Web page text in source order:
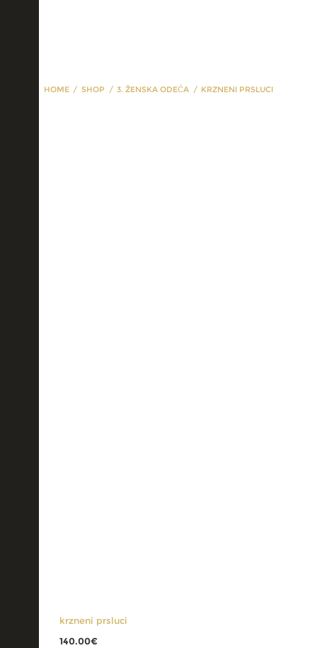
HOME SHOP 3. ŽENSKA ODEĆA KRZNENI PRSLUCI
krzneni prsluci
140.00€